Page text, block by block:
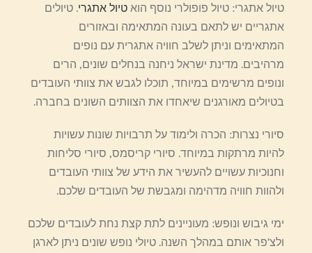
טיול אתגרי: טיול פופולרי נוסף הוא טיול אתגרי. טיולים
אתגריים יש לתאם בעונה המתאימה ובאזורים
המתאימים וניתן לשלב חוויה אתגרית עם נופים
מרהיבים. מדינת ישראל ניחנה בנחלים שונים, הרים
ונופים מרשימים במיוחד, תוכלו לגבש את צוותי העובדים
בטיולים מאורגנים שיאחדו את הצוותים השונים בחברה.
סיורי נצרות: הכרה ולימוד על תרבויות שונות עשויות
להיות מרתקות במיוחד. סיורי קריסמס, סיורי סליחות
וחנוכיות עשויים להעשיר את הידע של צוותי העובדים
ולהוות חוויה מדהימה ומגבשת של העובדים שלכם.
ימי גיבוש ונופש: מעוניינים לתת קצת נחת לעובדים שלכם
ולצ’פר אותם במהלך השנה. טיולי נופש שונים ניתן לארגן